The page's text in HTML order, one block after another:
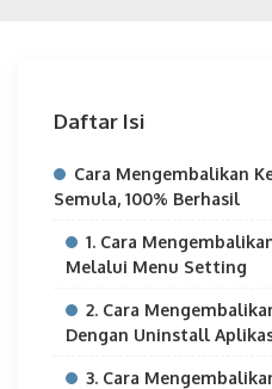
Daftar Isi
Cara Mengembalikan
Semula, 100% Berhasil
1. Cara
Melalui Menu Setting
2. Cara
Dengan Uninstall
3. Cara